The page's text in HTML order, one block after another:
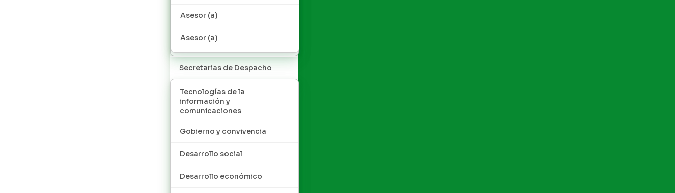
Asesor (a)
Asesor (a)
Secretarias de Despacho
Tecnologías de la
información y
comunicaciones
Gobierno y convivencia
Desarrollo social
Desarrollo económico